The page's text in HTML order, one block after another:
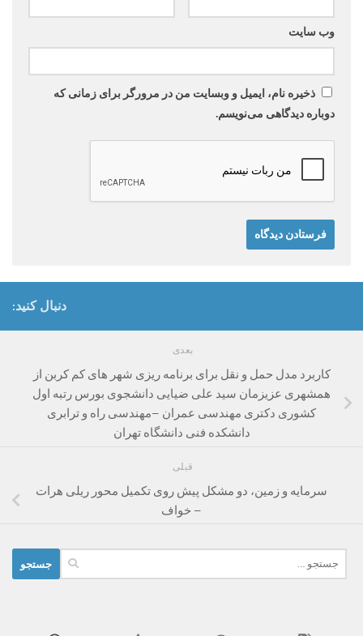
وب‌ سایت
ذخیره نام، ایمیل و وبسایت من در مرورگر برای زمانی که
دوباره دیدگاهی می‌نویسم.
دنبال کنید:
بعدی
کاربرد مدل حمل و نقل برای برنامه ریزی شهر های کم کربن از
همشهری عزیزمان سید علی ضیایی دانشجوی بورس رتبه اول
کشوری دکتری مهندسی عمران –مهندسی راه و ترابری
دانشکده فنی دانشگاه تهران
قبلی
سرمایه و زمین، دو مشکل پیش روی تکمیل محور ریلی هرات
– خواف
برای: